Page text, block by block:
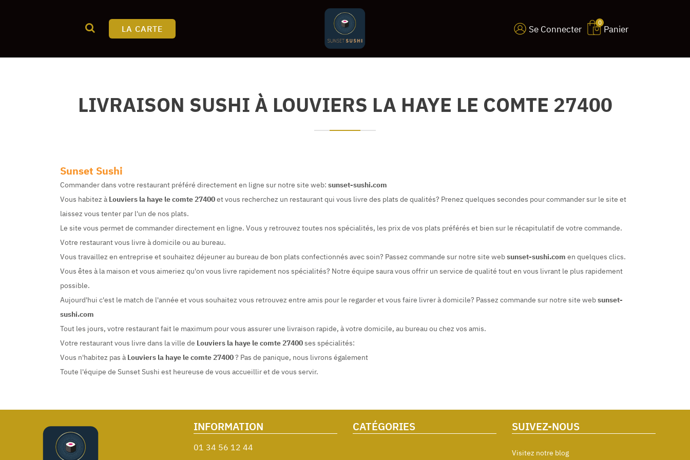
LA CARTE Se Connecter
0
Panier
LIVRAISON SUSHI À LOUVIERS LA HAYE LE COMTE 27400
Sunset Sushi
Commander dans votre restaurant préféré directement en ligne sur notre site web: sunset-sushi.com
Vous habitez à Louviers la haye le comte 27400et vous recherchez un restaurant qui vous livre des plats de qualités? Prenez quelques secondes pour commander sur le site et
laissez vous tenter par l'un de nos plats.
Le site vous permet de commander directement en ligne. Vous y retrouvez toutes nos spécialités, les prix de vos plats préférés et bien sur le récapitulatif de votre commande.
Votre restaurant vous livre à domicile ou au bureau.
Vous travaillez en entreprise et souhaitez déjeuner au bureau de bon plats confectionnés avec soin? Passez commande sur notre site websunset-sushi.com en quelques clics.
Vous êtes à la maison et vous aimeriez qu'on vous livre rapidement nos spécialités? Notre équipe saura vous offrir un service de qualité tout en vous livrant le plus rapidement
possible.
Aujourd'hui c'est le match de l'année et vous souhaitez vous retrouvez entre amis pour le regarder et vous faire livrer à domicile? Passez commande sur notre site websunset-
sushi.com
Tout les jours, votre restaurant fait le maximum pour vous assurer une livraison rapide, à votre domicile, au bureau ou chez vos amis.
Votre restaurant vous livre dans la ville de Louviers la haye le comte 27400ses spécialités:
Vous n'habitez pas à Louviers la haye le comte 27400? Pas de panique, nous livrons également
Toute l'équipe de Sunset Sushi est heureuse de vous accueillir et de vous servir.
INFORMATION
01 34 56 12 44
CATÉGORIES SUIVEZ-NOUS
Visitez notre blog